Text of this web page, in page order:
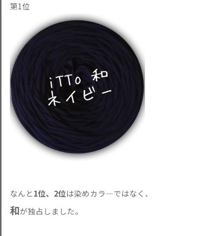
第1位
なんと1位、2位は染めカラ―ではなく、
和が独占しました。